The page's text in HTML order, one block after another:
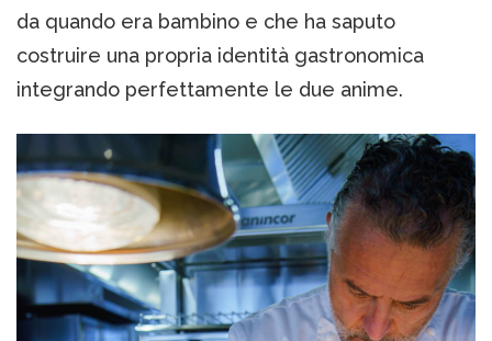
da quando era bambino e che ha saputo
costruire una propria identità gastronomica
integrando perfettamente le due anime.